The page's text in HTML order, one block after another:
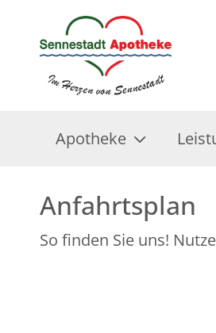
Apotheke
Anfahrtsplan
So finden Sie uns!